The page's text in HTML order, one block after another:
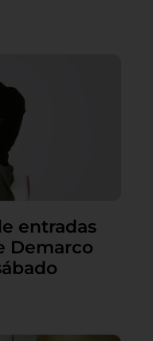
entradas
Demarco